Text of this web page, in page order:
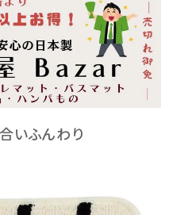
いふんわり